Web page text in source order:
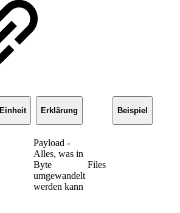
Einheit Erklärung Beispiel
Payload -
Alles, was in
Byte
umgewandelt
werden kann
Files